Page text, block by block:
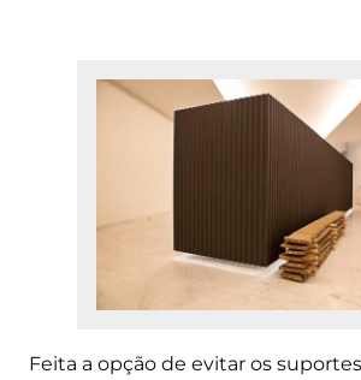
Feita a opção de evitar os